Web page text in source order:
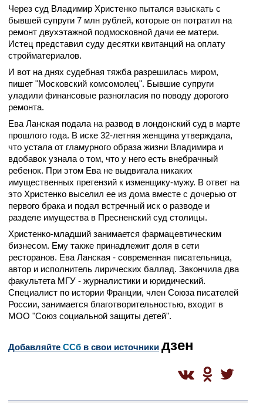
Через суд Владимир Христенко пытался взыскать с
бывшей супруги 7 млн рублей, которые он потратил на
ремонт двухэтажной подмосковной дачи ее матери.
Истец представил суду десятки квитанций на оплату
стройматериалов.
И вот на днях судебная тяжба разрешилась миром,
пишет "Московский комсомолец". Бывшие супруги
уладили финансовые разногласия по поводу дорогого
ремонта.
Ева Ланская подала на развод в лондонский суд в марте
прошлого года. В иске 32-летняя женщина утверждала,
что устала от гламурного образа жизни Владимира и
вдобавок узнала о том, что у него есть внебрачный
ребенок. При этом Ева не выдвигала никаких
имущественных претензий к изменщику-мужу. В ответ на
это Христенко выселил ее из дома вместе с дочерью от
первого брака и подал встречный иск о разводе и
разделе имущества в Пресненский суд столицы.
Христенко-младший занимается фармацевтическим
бизнесом. Ему также принадлежит доля в сети
ресторанов. Ева Ланская - современная писательница,
автор и исполнитель лирических баллад. Закончила два
факультета МГУ - журналистики и юридический.
Специалист по истории Франции, член Союза писателей
России, занимается благотворительностью, входит в
МОО "Союз социальной защиты детей".
Добавляйте CСб в свои источники дзен